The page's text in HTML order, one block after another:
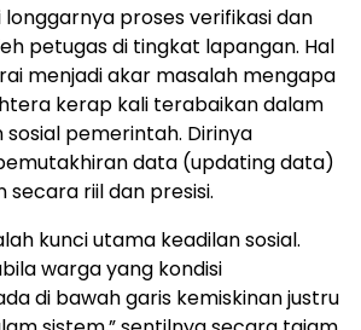
proses verifikasi dan
petugas di tingkat lapangan. Hal
menjadi akar masalah mengapa
kerap kali terabaikan dalam
pemerintah. Dirinya
data (updating data)
secara riil dan presisi.
kunci utama keadilan sosial.
warga yang kondisi
di bawah garis kemiskinan justru